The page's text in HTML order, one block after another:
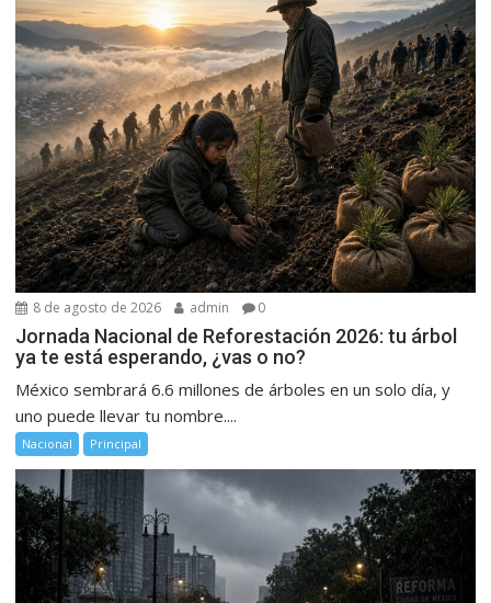
8 de agosto de 2026 admin 0
Jornada Nacional de Reforestación 2026: tu árbol
ya te está esperando, ¿vas o no?
México sembrará 6.6 millones de árboles en un solo día, y
uno puede llevar tu nombre....
Nacional Principal